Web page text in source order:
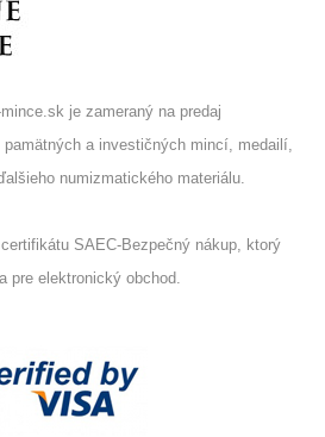
je zameraný na predaj
a investičných mincí, medailí,
numizmatického materiálu.
SAEC-Bezpečný nákup, ktorý
pre elektronický obchod.